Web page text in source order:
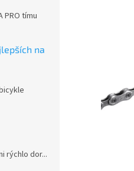
PRO tímu
na
rýchlo dor...